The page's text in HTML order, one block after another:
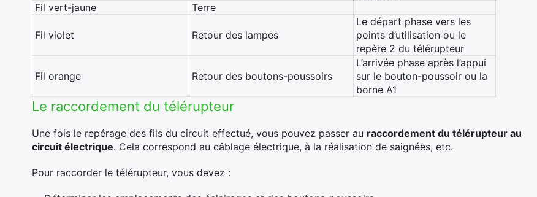
Fil vert-jaune
Terre
Fil violet Retour des lampes
Le départ phase vers les
points d’utilisation ou le
repère 2 du télérupteur
Fil orange Retour des boutons-poussoirs
L’arrivée phase après l’appui
sur le bouton-poussoir ou la
borne A1
Le raccordement du télérupteur
Une fois le repérage des fils du circuit effectué, vous pouvez passer au raccordement du télérupteur au
circuit électrique. Cela correspond au câblage électrique, à la réalisation de saignées, etc.
Pour raccorder le télérupteur, vous devez :